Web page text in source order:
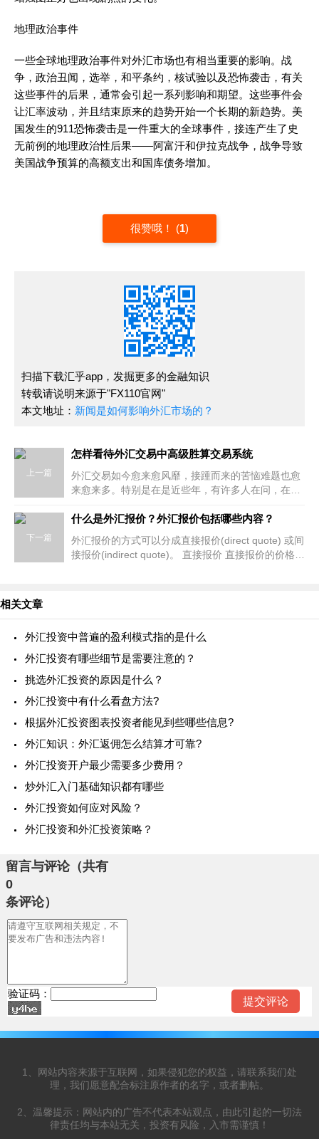
地理政治事件
一些全球地理政治事件对外汇市场也有相当重要的影响。战
争，政治丑闻，选举，和平条约，核试验以及恐怖袭击，有关
这些事件的后果，通常会引起一系列影响和期望。这些事件会
让汇率波动，并且结束原来的趋势开始一个长期的新趋势。美
国发生的911恐怖袭击是一件重大的全球事件，接连产生了史
无前例的地理政治性后果——阿富汗和伊拉克战争，战争导致
美国战争预算的高额支出和国库债务增加。
很赞哦！ (1)
扫描下载汇乎app，发掘更多的金融知识
转载请说明来源于"FX110官网"
本文地址： 新闻是如何影响外汇市场的？
上一篇
怎样看待外汇交易中高级胜算交易系统
外汇交易如今愈来愈风靡，接踵而来的苦恼难题也愈
来愈来多。特别是在是近些年，有许多人在问，在外
人，但又该怎样处理呢? 在外汇
下一篇
什么是外汇报价？外汇报价包括哪些内容？
外汇报价的方式可以分成直接报价(direct quote) 或间
接报价(indirect quote)。 直接报价 直接报价的价格意
相关文章
外汇投资中普遍的盈利模式指的是什么
外汇投资有哪些细节是需要注意的？
挑选外汇投资的原因是什么？
外汇投资中有什么看盘方法?
根据外汇投资图表投资者能见到些哪些信息?
外汇知识：外汇返佣怎么结算才可靠?
外汇投资开户最少需要多少费用？
炒外汇入门基础知识都有哪些
外汇投资如何应对风险？
外汇投资和外汇投资策略？
留言与评论（共有
0
条评论）
验证码：
1、网站内容来源于互联网，如果侵犯您的权益，请联系我们处
理，我们愿意配合标注原作者的名字，或者删帖。
2、温馨提示：网站内的广告不代表本站观点，由此引起的一切法
律责任均与本站无关，投资有风险，入市需谨慎！